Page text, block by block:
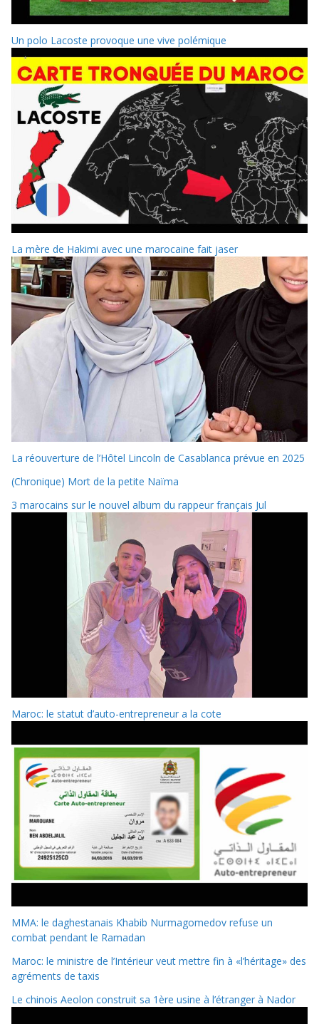
Un polo Lacoste provoque une vive polémique
La mère de Hakimi avec une marocaine fait jaser
La réouverture de l’Hôtel Lincoln de Casablanca prévue en 2025
(Chronique) Mort de la petite Naïma
3 marocains sur le nouvel album du rappeur français Jul
Maroc: le statut d’auto-entrepreneur a la cote
MMA: le daghestanais Khabib Nurmagomedov refuse un
combat pendant le Ramadan
Maroc: le ministre de l’Intérieur veut mettre fin à «l’héritage» des
agréments de taxis
Le chinois Aeolon construit sa 1ère usine à l’étranger à Nador